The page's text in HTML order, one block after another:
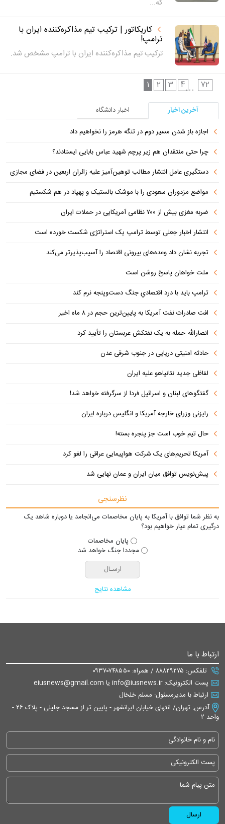
که...
کاریکاتور | ترکیب تیم مذاکره‌کننده ایران با
ترامپ!
ترکیب تیم مذاکره‌کننده ایران با ترامپ مشخص شد.
1 2 3 4... 72
آخرین اخبار
اخبار دانشگاه
اجازه باز شدن مسیر دوم در تنگه هرمز را نخواهیم داد
چرا حتی منتقدان هم زیر پرچم شهید عباس بابایی ایستادند؟
دستگیری عامل انتشار مطالب توهین‌آمیز علیه زائران اربعین در فضای مجازی
مواضع مزدوران سعودی را با موشک بالستیک و پهپاد در هم شکستیم
ضربه مغزی بیش از ۷۰۰ نظامی آمریکایی در حملات ایران
انتشار اخبار جعلی توسط ترامپ یک استراتژی شکست خورده است
تجربه نشان داد وعده‌های بیرونی اقتصاد را آسیب‌پذیرتر می‌کند
ملت خواهان پاسخ روشن است
ترامپ باید با درد اقتصادیِ جنگ دست‌و‌پنجه نرم کند
افت صادرات نفت آمریکا به پایین‌ترین حجم در ۸ ماه اخیر
انصارالله حمله به یک نفتکش عربستان را تأیید کرد
حادثه امنیتی دریایی در جنوب شرقی عدن
لفاظی جدید نتانیاهو علیه ایران
گفتگوهای لبنان و اسرائیل فردا از سرگرفته خواهد شد!
رایزنی وزرای خارجه آمریکا و انگلیس درباره ایران
حال تیم خوب است جز پنجره بسته!
آمریکا تحریم‌های یک شرکت هواپیمایی عراقی را لغو کرد
پیش‌نویس توافق میان ایران و عمان نهایی شد
نظرسنجی
به نظر شما توافق با آمریکا به پایان مخاصمات می‌انجامد یا دوباره شاهد یک
درگیری تمام عیار خواهیم بود؟
پایان مخاصمات
مجددا جنگ خواهد شد
مشاهده نتایج
ارتباط با ما
تلفکس: ۸۸۸۲۹۲۷۵ / همراه: ۰۹۳۷۰۷۴۸۵۵۰
پست الکترونیک: info@iusnews.ir یا eiusnews@gmail.com
ارتباط با مدیرمسئول: مسلم خلخال
آدرس: تهران/ انتهای خیابان ایرانشهر - پایین تر از مسجد جلیلی - پلاک ۲۶ -
واحد ۲